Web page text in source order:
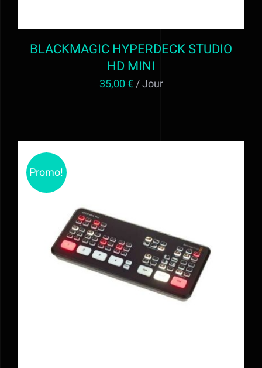
BLACKMAGIC HYPERDECK STUDIO
HD MINI
35,00€/ Jour
Promo!
AJOUTER AU PANIER / DÉTAILS